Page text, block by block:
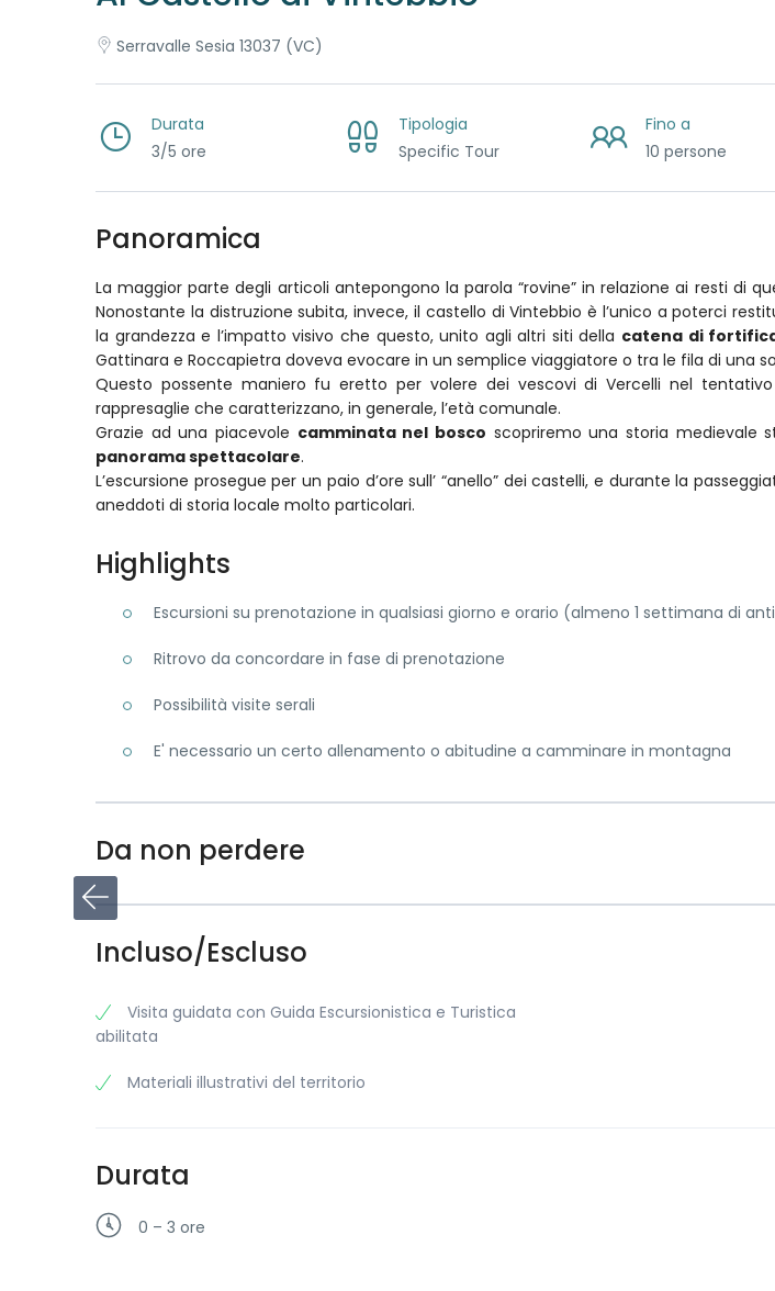
Serravalle Sesia 13037 (VC)
Durata
3/5 ore
Tipologia
Specific Tour
Fino a
10 persone
Panoramica
La maggior parte degli articoli antepongono la parola “rovine” in relazione ai resti di
Nonostante la distruzione subita, invece, il castello di Vintebbio è l’unico a poterci
la grandezza e l’impatto visivo che questo, unito agli altri siti della catena di
Gattinara e Roccapietra doveva evocare in un semplice viaggiatore o tra le fila di una
Questo possente maniero fu eretto per volere dei vescovi di Vercelli nel
rappresaglie che caratterizzano, in generale, l’età comunale.
Grazie ad una piacevole camminata nel bosco scopriremo una storia medievale
panorama spettacolare.
L’escursione prosegue per un paio d’ore sull’ “anello” dei castelli, e durante la
aneddoti di storia locale molto particolari.
Highlights
Escursioni su prenotazione in qualsiasi giorno e orario (almeno 1 settimana di
Ritrovo da concordare in fase di prenotazione
Possibilità visite serali
E' necessario un certo allenamento o abitudine a camminare in montagna
Da non perdere
Incluso/Escluso
Visita guidata con Guida Escursionistica e Turistica
abilitata
Materiali illustrativi del territorio
Durata
0 – 3 ore